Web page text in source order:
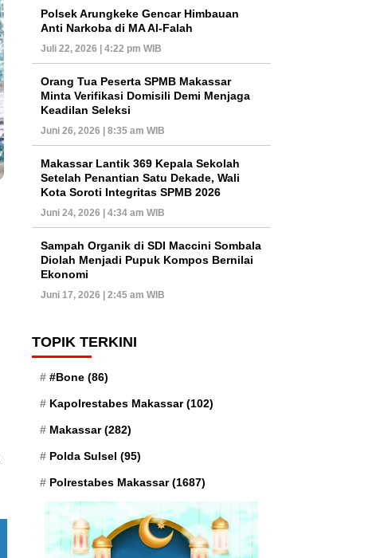
Polsek Arungkeke Gencar Himbauan
Anti Narkoba di MA Al-Falah
Juli 22, 2026 | 4:22 pm WIB
Orang Tua Peserta SPMB Makassar
Minta Verifikasi Domisili Demi Menjaga
Keadilan Seleksi
Juni 26, 2026 | 8:35 am WIB
Makassar Lantik 369 Kepala Sekolah
Setelah Penantian Satu Dekade, Wali
Kota Soroti Integritas SPMB 2026
Juni 24, 2026 | 4:34 am WIB
Sampah Organik di SDI Maccini Sombala
Diolah Menjadi Pupuk Kompos Bernilai
Ekonomi
Juni 17, 2026 | 2:45 am WIB
TOPIK TERKINI
#Bone (86)
Kapolrestabes Makassar(102)
Makassar(282)
Polda Sulsel (95)
Polrestabes Makassar(1687)